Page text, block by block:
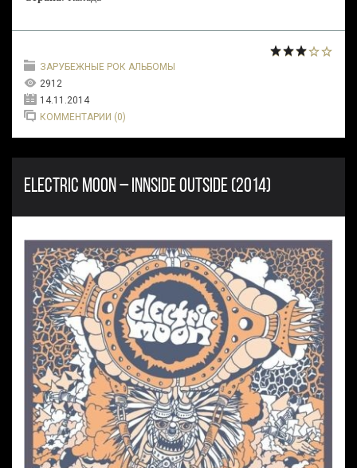
ЗАРУБЕЖНЫЕ РОК АЛЬБОМЫ
2912
14.11.2014
КОММЕНТАРИИ (0)
ELECTRIC MOON – INNSIDE OUTSIDE (2014)